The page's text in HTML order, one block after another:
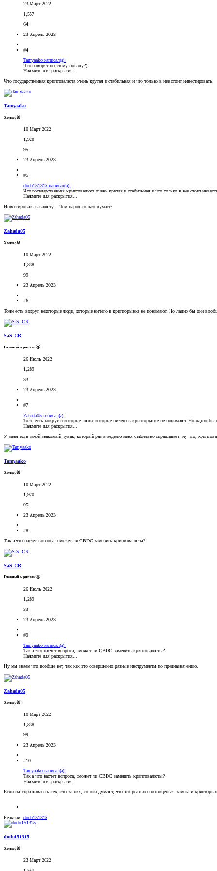
23 Март 2022
1,557
64
23 Апрель 2023
#4
Tamyaako написал(а):
Что говорят по этому поводу?)
Нажмите для раскрытия...
Что государственная криптовалюта очень крутая и стабильная и что только в нее стоит инвестировать.
Tamyaako
Холдер🥉
10 Март 2022
1,920
95
23 Апрель 2023
#5
dodo151315 написал(а):
Что государственная криптовалюта очень крутая и стабильная и что только в нее стоит
Нажмите для раскрытия...
Инвестировать в валюту... Чем народ только думает?
Zahada05
Холдер🥉
10 Март 2022
1,838
99
23 Апрель 2023
#6
Тоже есть вокруг некоторые люди, которые ничего в крипторынке не понимают. Но ладно бы они
SaS_CR
Главный криптан🥈
26 Июль 2022
1,289
33
23 Апрель 2023
#7
Zahada05 написал(а):
Тоже есть вокруг некоторые люди, которые ничего в крипторынке не понимают. Но ладно
Нажмите для раскрытия...
У меня есть такой знакомый чувак, который раз в неделю меня стабильно спрашивает: ну что,
Tamyaako
Холдер🥉
10 Март 2022
1,920
95
23 Апрель 2023
#8
Так а что насчет вопроса, сможет ли CBDC заменить криптовалюты?
SaS_CR
Главный криптан🥈
26 Июль 2022
1,289
33
23 Апрель 2023
#9
Tamyaako написал(а):
Так а что насчет вопроса, сможет ли CBDC заменить криптовалюты?
Нажмите для раскрытия...
Ну мы знаем что вообще нет, так как это совершенно разные инструменты по предназначению.
Zahada05
Холдер🥉
10 Март 2022
1,838
99
23 Апрель 2023
#10
Tamyaako написал(а):
Так а что насчет вопроса, сможет ли CBDC заменить криптовалюты?
Нажмите для раскрытия...
Если ты спрашиваешь тех, кто за них, то они думают, что это реально полноценная замена и
Реакции: dodo151315
dodo151315
Холдер🥉
23 Март 2022